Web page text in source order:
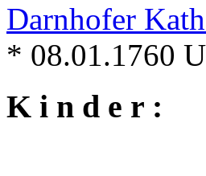
Darnhofer
* 08.01.1760
K i n d e r :